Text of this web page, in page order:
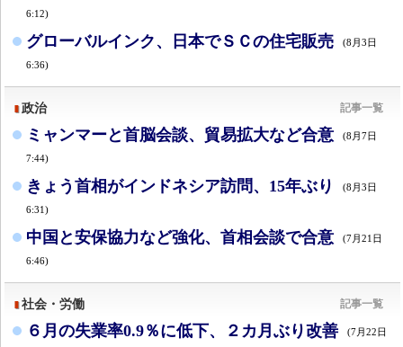
6:12)
グローバルインク、日本でＳＣの住宅販売 (8月3日
6:36)
政治 記事一覧
ミャンマーと首脳会談、貿易拡大など合意 (8月7日
7:44)
きょう首相がインドネシア訪問、15年ぶり (8月3日
6:31)
中国と安保協力など強化、首相会談で合意 (7月21日
6:46)
社会・労働 記事一覧
６月の失業率0.9％に低下、２カ月ぶり改善 (7月22日